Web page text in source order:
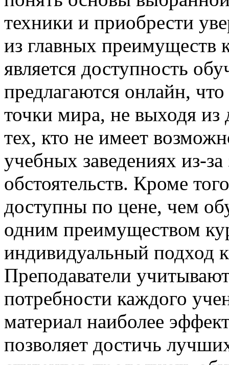
техники и приобрести
из главных преимуществ
является доступность
предлагаются онлайн,
точки мира, не выходя
тех, кто не имеет
учебных заведениях из-
обстоятельств. Кроме
доступны по цене, чем
одним преимуществом
индивидуальный подход
Преподаватели
потребности каждого
материал наиболее
позволяет достичь